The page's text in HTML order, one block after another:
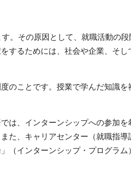
。その原因として、就職活動の
するためには、社会や企業、そ
のことです。授業で学んだ知識
は、インターンシップへの参加
た、キャリアセンター（就職指
（インターンシップ・プログラム